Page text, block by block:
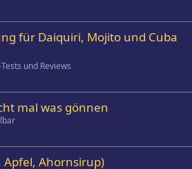
für Daiquiri, Mojito und Cuba
und Reviews
mal was gönnen
Apfel, Ahornsirup)